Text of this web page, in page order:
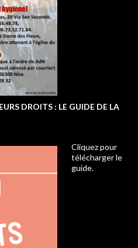
DROITS : LE GUIDE DE LA
Cliquez pour
télécharger le
guide.